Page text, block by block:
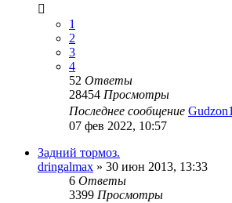
1
2
3
4
52 Ответы
28454 Просмотры
Последнее сообщение
07 фев 2022, 10:57
Задний тормоз.
dringalmax » 30 июн 2013, 13:33
6 Ответы
3399 Просмотры